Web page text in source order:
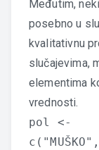
Međutim,
posebno u
kvalitativnu
slučajevima,
elementima
vrednosti.
pol <-